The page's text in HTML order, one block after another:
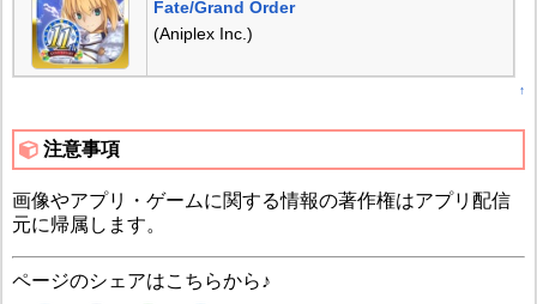
Fate/Grand Order
(Aniplex Inc.)
↑
注意事項
画像やアプリ・ゲームに関する情報の著作権はアプリ配信
元に帰属します。
ページのシェアはこちらから♪